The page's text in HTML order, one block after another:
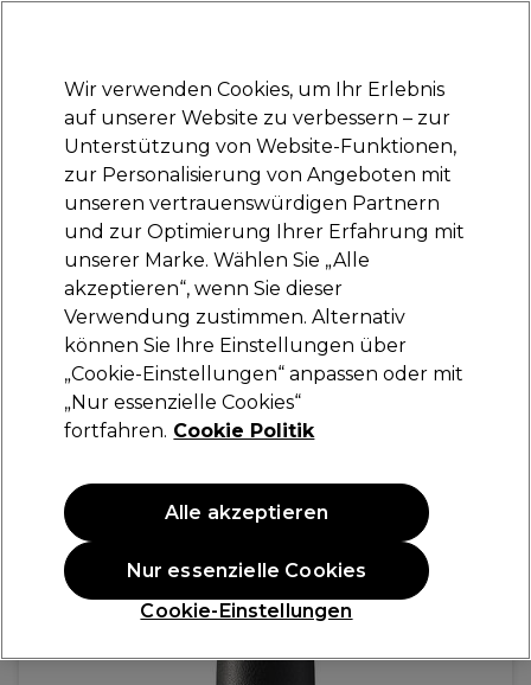
Anmelden
Marken Deals Haare Elektrogeräte Saloneinrichtung
Lieferung und Lieferzeiten
– mehr erfahren
OPI Nail Lacquer Make ‘Em Jelly - Nagellack
Baby, Pink Again 15ml
11,52 €19,20 €
ANGEBOT
Wir verwenden Cookies, um Ihr Erlebnis
auf unserer Website zu verbessern – zur
Unterstützung von Website-Funktionen,
zur Personalisierung von Angeboten mit
unseren vertrauenswürdigen Partnern
und zur Optimierung Ihrer Erfahrung mit
unserer Marke. Wählen Sie „Alle
akzeptieren“, wenn Sie dieser
Verwendung zustimmen. Alternativ
können Sie Ihre Einstellungen über
„Cookie-Einstellungen“ anpassen oder mit
„Nur essenzielle Cookies“
fortfahren. Cookie Politik
Cookie-Einstellungen
Nur essenzielle Cookies
Alle akzeptieren